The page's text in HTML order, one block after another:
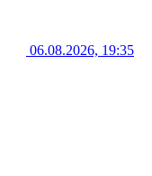
06.08.2026, 19:35